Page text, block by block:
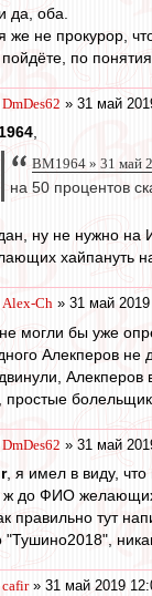
да, оба.
же не прокурор,
пойдёте, по
DmDes62 » 31 май
,
BM1964 » 31 май
на 50 процентов
ну не нужно на
хайпануть
Alex-Ch » 31 май
могли бы уже
Алекперов не
Алекперов
DmDes62 » 31 май
, я имел в виду,
ж до ФИО желающих
правильно тут
"Тушино2018",
cafir» 31 май 2019